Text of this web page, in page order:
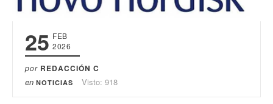
25 FEB
2026
por REDACCIÓN C
en NOTICIAS Visto: 918